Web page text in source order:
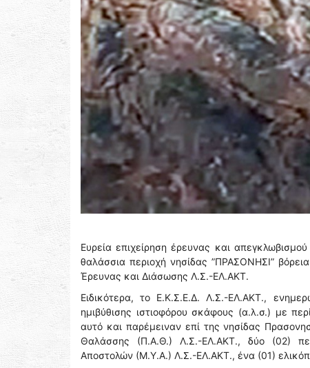
Ευρεία επιχείρηση έρευνας και
θαλάσσια περιοχή νησίδας ”ΠΡΑΣΟΝΗΣΙ”
Έρευνας και Διάσωσης Λ.Σ.-ΕΛ.ΑΚΤ.
Ειδικότερα, το Ε.Κ.Σ.Ε.Δ. Λ.Σ.-ΕΛ.ΑΚΤ.,
ημιβύθισης ιστιοφόρου σκάφους (α.λ.σ.) με
αυτό και παρέμειναν επί της νησίδας
Θαλάσσης (Π.Α.Θ.) Λ.Σ.-ΕΛ.ΑΚΤ., δύο (02)
Αποστολών (Μ.Υ.Α.) Λ.Σ.-ΕΛ.ΑΚΤ., ένα (01)